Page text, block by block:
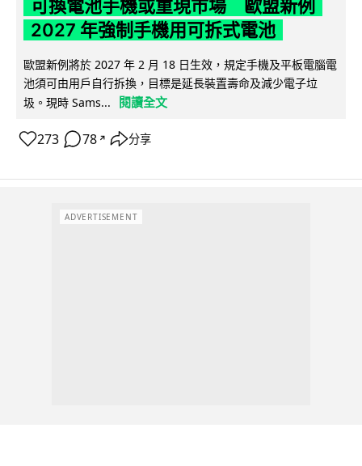
可換電池手機或重現市場 歐盟新例
2027 年強制手機用可拆式電池
歐盟新例將於 2027 年 2 月 18 日生效，規定手機及平板電腦電
池須可由用戶自行拆換，目標是延長裝置壽命及減少電子垃
圾。現時 Sams...
閱讀全文
273 78 ↗ 分享
ADVERTISEMENT